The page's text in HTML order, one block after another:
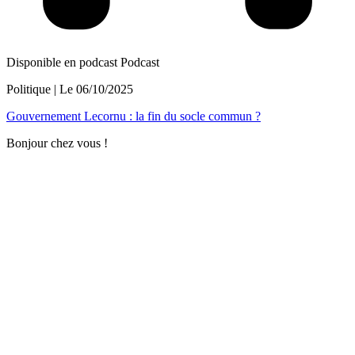
Disponible en podcast Podcast
Politique | Le 06/10/2025
Gouvernement Lecornu : la fin du socle commun ?
Bonjour chez vous !